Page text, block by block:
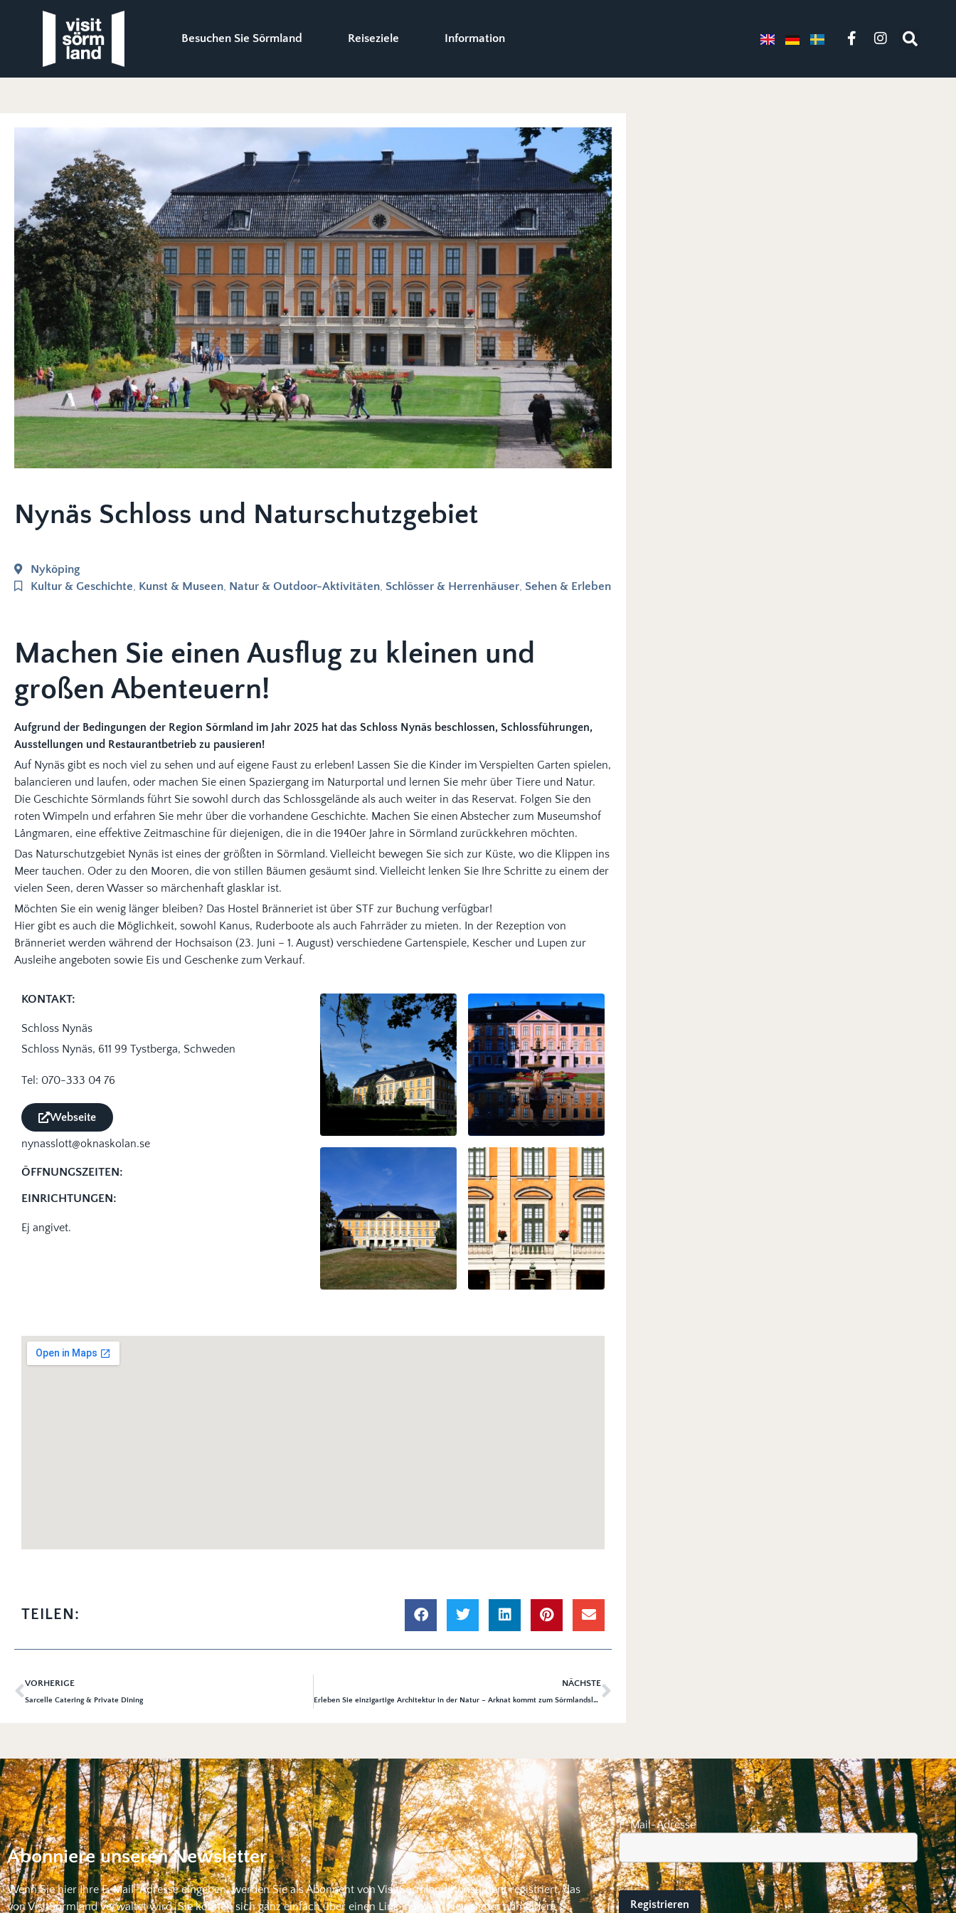
Besuchen Sie Sörmland Reiseziele Information
Nynäs Schloss und Naturschutzgebiet
Nyköping
Kultur & Geschichte, Kunst & Museen, Natur & Outdoor-Aktivitäten, Schlösser & Herrenhäuser, Sehen & Erleben
Machen Sie einen Ausflug zu kleinen und
großen Abenteuern!
Aufgrund der Bedingungen der Region Sörmland im Jahr 2025 hat das Schloss Nynäs beschlossen, Schlossführungen,
Ausstellungen und Restaurantbetrieb zu pausieren!
Auf Nynäs gibt es noch viel zu sehen und auf eigene Faust zu erleben! Lassen Sie die Kinder im Verspielten Garten spielen,
balancieren und laufen, oder machen Sie einen Spaziergang im Naturportal und lernen Sie mehr über Tiere und Natur.
Die Geschichte Sörmlands führt Sie sowohl durch das Schlossgelände als auch weiter in das Reservat. Folgen Sie den
roten Wimpeln und erfahren Sie mehr über die vorhandene Geschichte. Machen Sie einen Abstecher zum Museumshof
Långmaren, eine effektive Zeitmaschine für diejenigen, die in die 1940er Jahre in Sörmland zurückkehren möchten.
Das Naturschutzgebiet Nynäs ist eines der größten in Sörmland. Vielleicht bewegen Sie sich zur Küste, wo die Klippen ins
Meer tauchen. Oder zu den Mooren, die von stillen Bäumen gesäumt sind. Vielleicht lenken Sie Ihre Schritte zu einem der
vielen Seen, deren Wasser so märchenhaft glasklar ist.
Möchten Sie ein wenig länger bleiben? Das Hostel Bränneriet ist über STF zur Buchung verfügbar!
Hier gibt es auch die Möglichkeit, sowohl Kanus, Ruderboote als auch Fahrräder zu mieten. In der Rezeption von
Bränneriet werden während der Hochsaison (23. Juni – 1. August) verschiedene Gartenspiele, Kescher und Lupen zur
Ausleihe angeboten sowie Eis und Geschenke zum Verkauf.
KONTAKT:
Schloss Nynäs
Schloss Nynäs, 611 99 Tystberga, Schweden
Tel: 070-333 04 76
Webseite
nynasslott@oknaskolan.se
ÖFFNUNGSZEITEN:
EINRICHTUNGEN:
Ej angivet.
TEILEN:
VORHERIGE
Sarcelle Catering & Private Dining
NÄCHSTE
Erleben Sie einzigartige Architektur in der Natur – Arknat kommt zum Sörmlandsleden
Abonniere unseren Newsletter
Wenn Sie hier Ihre E-Mail-Adresse eingeben, werden Sie als Abonnent von VisitSörmland Konsument registriert, das
von VisitSörmland verwaltet wird. Sie können sich ganz einfach über einen Link in jedem Newsletter abmelden.
E-Mail-Adresse